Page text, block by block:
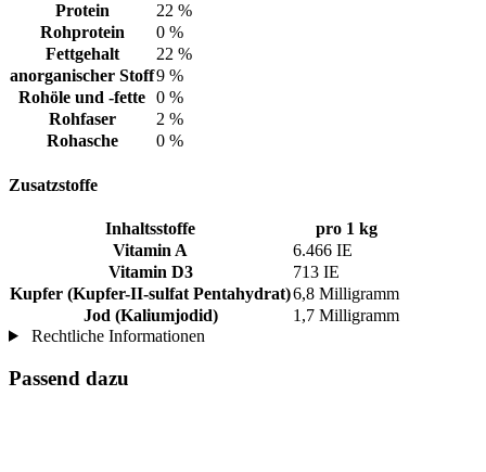
Protein
22 %
Rohprotein
0 %
Fettgehalt
22 %
anorganischer Stoff9 %
Rohöle und -fette 0 %
Rohfaser
2 %
Rohasche
0 %
Zusatzstoffe
Inhaltsstoffe
pro 1 kg
Vitamin A
6.466 IE
Vitamin D3
713 IE
Kupfer (Kupfer-II-sulfat Pentahydrat)6,8 Milligramm
Jod (Kaliumjodid)
1,7 Milligramm
Rechtliche Informationen
Passend dazu